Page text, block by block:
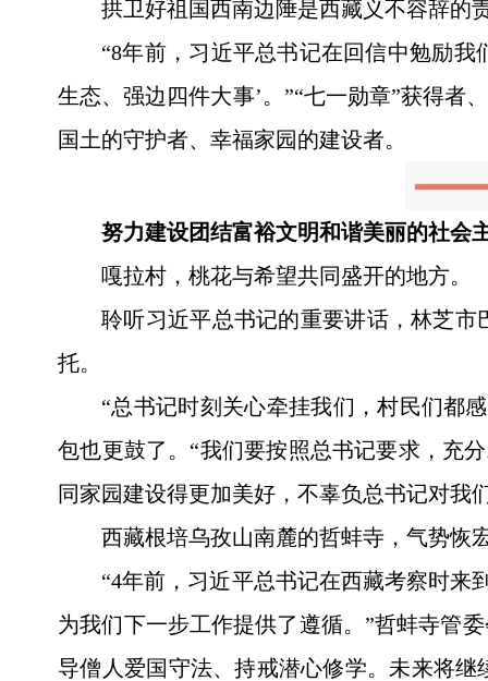
拱卫好祖国西南边陲是西藏义不容辞的
“8年前，习近平总书记在回信中勉励
生态、强边四件大事’。”“七一勋章”获得
国土的守护者、幸福家园的建设者。
努力建设团结富裕文明和谐美丽的社会
嘎拉村，桃花与希望共同盛开的地方。
聆听习近平总书记的重要讲话，林芝
托。
“总书记时刻关心牵挂我们，村民们都
包也更鼓了。“我们要按照总书记要求，充
同家园建设得更加美好，不辜负总书记对我
西藏根培乌孜山南麓的哲蚌寺，气势恢
“4年前，习近平总书记在西藏考察时来
为我们下一步工作提供了遵循。”哲蚌寺管
导僧人爱国守法、持戒潜心修学。未来将